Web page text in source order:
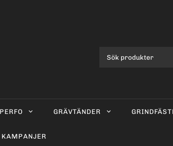
GRÄVTÄNDER
KAMPANJER